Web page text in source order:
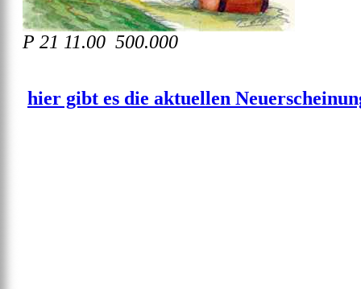
P 21 11.00 500.000
hier gibt es die aktuellen